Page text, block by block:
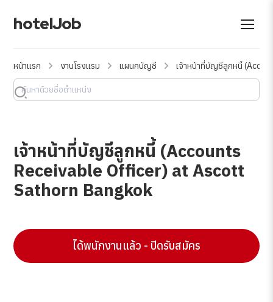
hotelJob
หน้าแรก งานโรงแรม แผนกบัญชี เจ้าหน้าที่บัญชีลูกหนี้
เจ้าหน้าที่บัญชีลูกหนี้ (Accounts
Receivable Officer) at Ascott
Sathorn Bangkok
ได้พนักงานแล้ว - ปิดรับสมัคร